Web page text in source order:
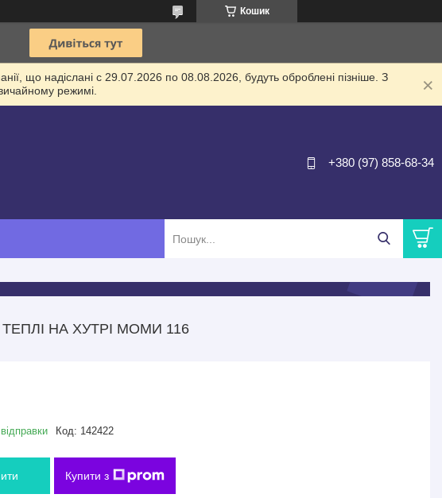
Кошик
що надіслані с 29.07.2026 по 08.08.2026, будуть оброблені пізніше. З
режимі.
+380 (97) 858-68-34
НА ХУТРІ МОМИ 116
Код: 142422
Купити з